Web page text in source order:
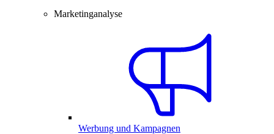
Marketinganalyse
Werbung und Kampagnen